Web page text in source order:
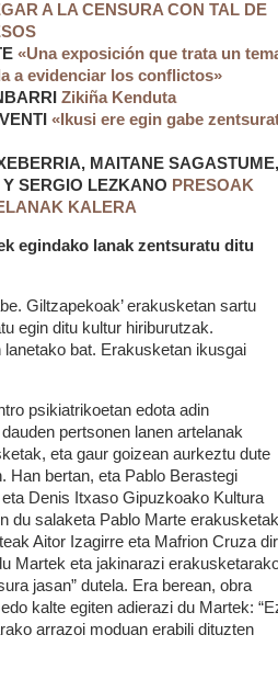
A LA CENSURA CON TAL DE
«Una exposición que trata un
a evidenciar los conflictos»
Zikiña Kenduta
«Ikusi ere egin gabe
MAITANE SAGASTUME,
SERGIO LEZKANO PRESOAK
KALERA
egindako lanak zentsuratu ditu
Giltzapekoak’ erakusketan sartu
egin ditu kultur hiriburutzak.
bat. Erakusketan ikusgai
psikiatrikoetan edota adin
pertsonen lanen artelanak
eta gaur goizean aurkeztu dute
Han bertan, eta Pablo Berastegi
Denis Itxaso Gipuzkoako Kultura
du salaketa Pablo Marte
Aitor Izagirre eta Mafrion Cruza
Martek eta jakinarazi
jasan” dutela. Era berean, obra
kalte egiten adierazi du Martek:
arrazoi moduan erabili dituzten